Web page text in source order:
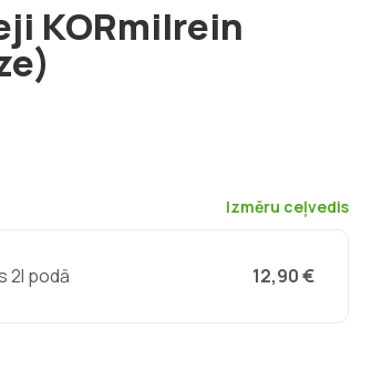
KORmilrein
Izmēru ceļvedis
2l podā 12,90 €